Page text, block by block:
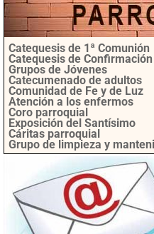
Catequesis de 1ª Comunión
Catequesis de Confirmación
Grupos de Jóvenes
Catecumenado de adultos
Comunidad de Fe y de Luz
Atención a los enfermos
Coro parroquial
Exposición del Santísimo
Cáritas parroquial
Grupo de limpieza y